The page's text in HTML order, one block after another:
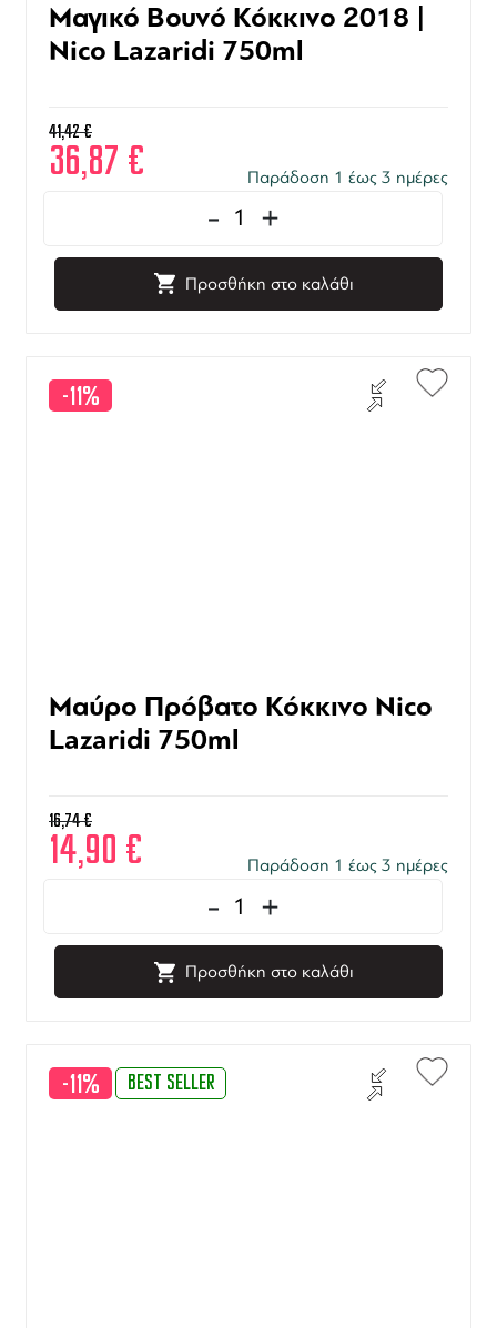
Μαγικό Βουνό Κόκκινο 2018 |
Nico Lazaridi 750ml
41,42€
36,87 € Παράδοση 1 έως 3 ημέρες
- +
Προσθήκη στο καλάθι
-11%
Μαύρο Πρόβατο Κόκκινο Nico
Lazaridi 750ml
16,74€
14,90 € Παράδοση 1 έως 3 ημέρες
- +
Προσθήκη στο καλάθι
-11% BEST SELLER